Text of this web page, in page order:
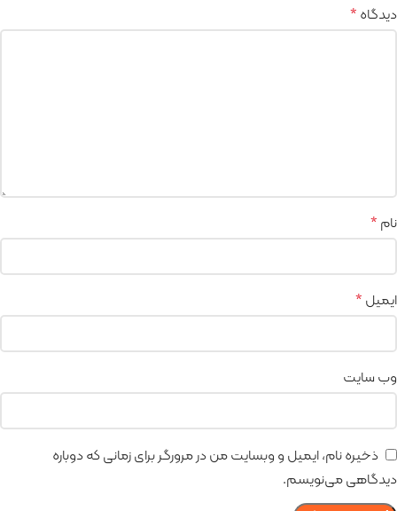
دیدگاه*
نام*
ایمیل*
وب‌ سایت
ذخیره نام، ایمیل و وبسایت من در مرورگر برای زمانی که دوباره
دیدگاهی می‌نویسم.